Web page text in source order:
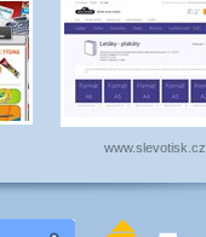
www.slevotisk.cz